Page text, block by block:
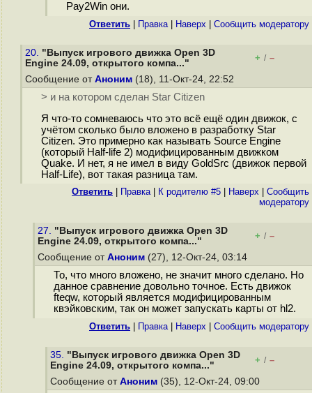
Pay2Win они.
Ответить Правка| Наверх Cообщить модератору
20. "Выпуск игрового движка Open 3D
Engine 24.09, открытого компа..."
+ / –
Сообщение от Аноним (18), 11-Окт-24, 22:52
> и на котором сделан Star Citizen
Я что-то сомневаюсь что это всё ещё один движок, с
учётом сколько было вложено в разработку Star
Citizen. Это примерно как называть Source Engine
(который Half-life 2) модифицированным движком
Quake. И нет, я не имел в виду GoldSrc (движок первой
Half-Life), вот такая разница там.
Ответить Правка| К родителю #5 Наверх
Cообщить
модератору
27. "Выпуск игрового движка Open 3D
Engine 24.09, открытого компа..."
+ / –
Сообщение от Аноним (27), 12-Окт-24, 03:14
То, что много вложено, не значит много сделано. Но
данное сравнение довольно точное. Есть движок
fteqw, который является модифицированным
квэйковским, так он может запускать карты от hl2.
Ответить Правка| Наверх Cообщить модератору
35. "Выпуск игрового движка Open 3D
Engine 24.09, открытого компа..."
+ / –
Сообщение от Аноним (35), 12-Окт-24, 09:00